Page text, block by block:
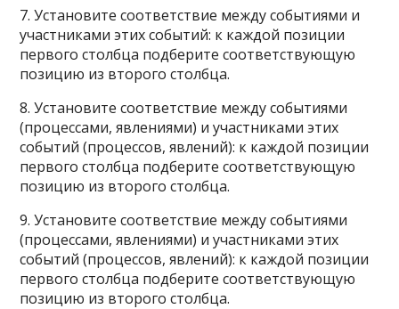
7. Установите соответствие между событиями и
участниками этих событий: к каждой позиции
первого столбца подберите соответствующую
позицию из второго столбца.
8. Установите соответствие между событиями
(процессами, явлениями) и участниками этих
событий (процессов, явлений): к каждой позиции
первого столбца подберите соответствующую
позицию из второго столбца.
9. Установите соответствие между событиями
(процессами, явлениями) и участниками этих
событий (процессов, явлений): к каждой позиции
первого столбца подберите соответствующую
позицию из второго столбца.